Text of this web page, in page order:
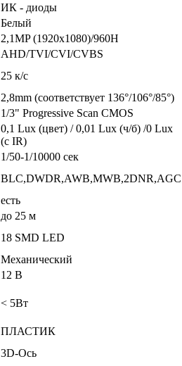
ИК - диоды
Белый
2,1MP (1920х1080)/960H
AHD/TVI/CVI/CVBS
25 к/с
2,8mm (соответствует 136°/106°/85°)
1/3" Progressive Scan CMOS
0,1 Lux (цвет) / 0,01 Lux (ч/б) /0 Lux
(с IR)
1/50-1/10000 сек
BLC,DWDR,AWB,MWB,2DNR,AGC
есть
до 25 м
18 SMD LED
Механический
12 В
< 5Вт
ПЛАСТИК
3D-Ось